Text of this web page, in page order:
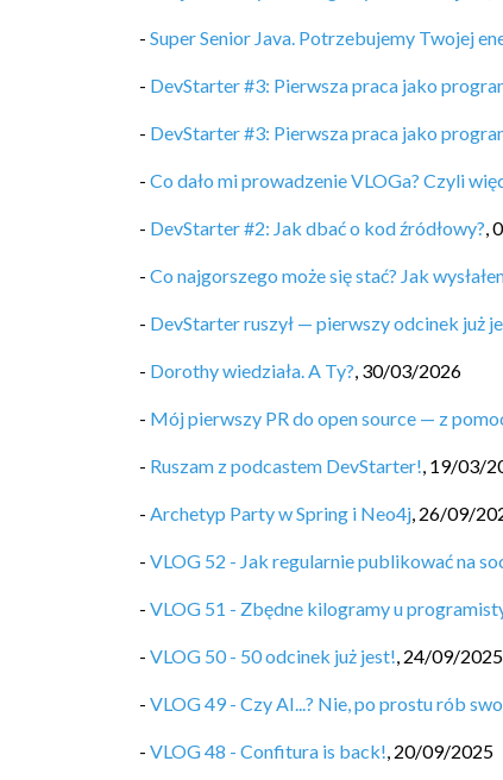
- Super Senior Java. Potrzebujemy Twojej
- DevStarter #3: Pierwsza praca jako
- DevStarter #3: Pierwsza praca jako
- Co dało mi prowadzenie VLOGa? Czyli
- DevStarter #2: Jak dbać o kod źródłowy?,
- Co najgorszego może się stać? Jak
- DevStarter ruszył — pierwszy odcinek już
- Dorothy wiedziała. A Ty?, 30/03/2026
- Mój pierwszy PR do open source — z
- Ruszam z podcastem DevStarter!, 19/03/
- Archetyp Party w Spring i Neo4j, 26/09/
- VLOG 52 - Jak regularnie publikować na
- VLOG 51 - Zbędne kilogramy u
- VLOG 50 - 50 odcinek już jest!, 24/09/2025
- VLOG 49 - Czy AI...? Nie, po prostu rób
- VLOG 48 - Confitura is back!, 20/09/2025